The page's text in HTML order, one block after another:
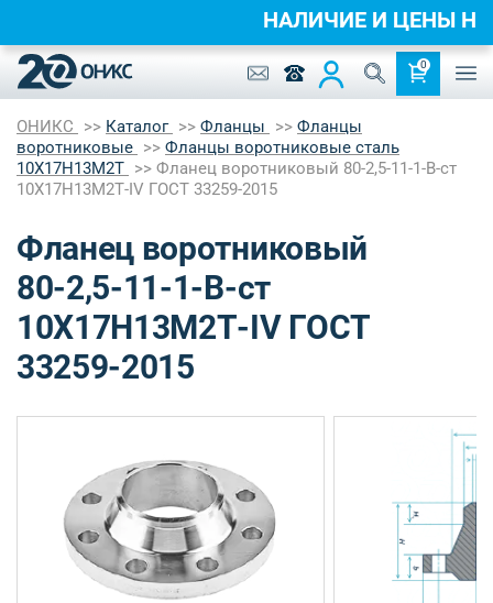
0
ОНИКС Каталог Фланцы
Фланцы
воротниковые
Фланцы воротниковые сталь
10Х17Н13М2Т
Фланец воротниковый 80-2,5-11-1-B-ст
10Х17Н13М2Т-IV ГОСТ 33259-2015
Фланец воротниковый
80-2,5-11-1-B-ст
10Х17Н13М2Т-IV ГОСТ
33259-2015
НАЛИЧИЕ И ЦЕНЫ